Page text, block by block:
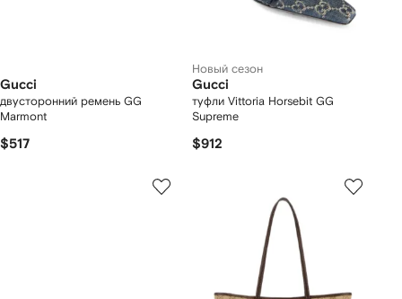
Gucci
двусторонний ремень GG
Marmont
$517
Новый сезон
Gucci
туфли Vittoria Horsebit GG
Supreme
$912